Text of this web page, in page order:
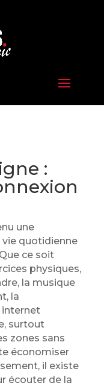
:
une
quotidienne
ce soit
physiques,
la musique
la
internet
surtout
zones sans
économiser
il existe
écouter de la